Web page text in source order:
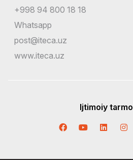
+998 94 800 18 18
Whatsapp
post@iteca.uz
www.iteca.uz
Ijtimoiy